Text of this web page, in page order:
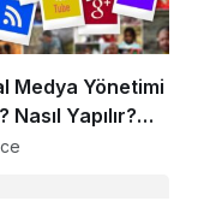
Medya Yönetimi
Nasıl Yapılır?
REHBER